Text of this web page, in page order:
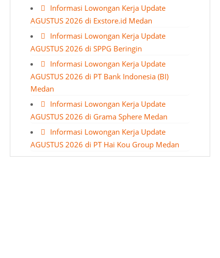
Informasi Lowongan Kerja Update
AGUSTUS 2026 di Exstore.id Medan
Informasi Lowongan Kerja Update
AGUSTUS 2026 di SPPG Beringin
Informasi Lowongan Kerja Update
AGUSTUS 2026 di PT Bank Indonesia (BI)
Medan
Informasi Lowongan Kerja Update
AGUSTUS 2026 di Grama Sphere Medan
Informasi Lowongan Kerja Update
AGUSTUS 2026 di PT Hai Kou Group Medan